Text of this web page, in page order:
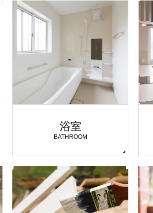
浴室
BATHROOM